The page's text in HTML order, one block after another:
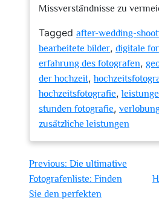
Missverständnisse zu
Tagged after-wedding-
bearbeitete bilder, digitale
erfahrung des fotografen,
der hochzeit,
hochzeitsfotografie,
stunden fotografie,
zusätzliche leistungen
Beitragsnavigation
Previous: Die ultimative
Fotografenliste: Finden
Sie den perfekten